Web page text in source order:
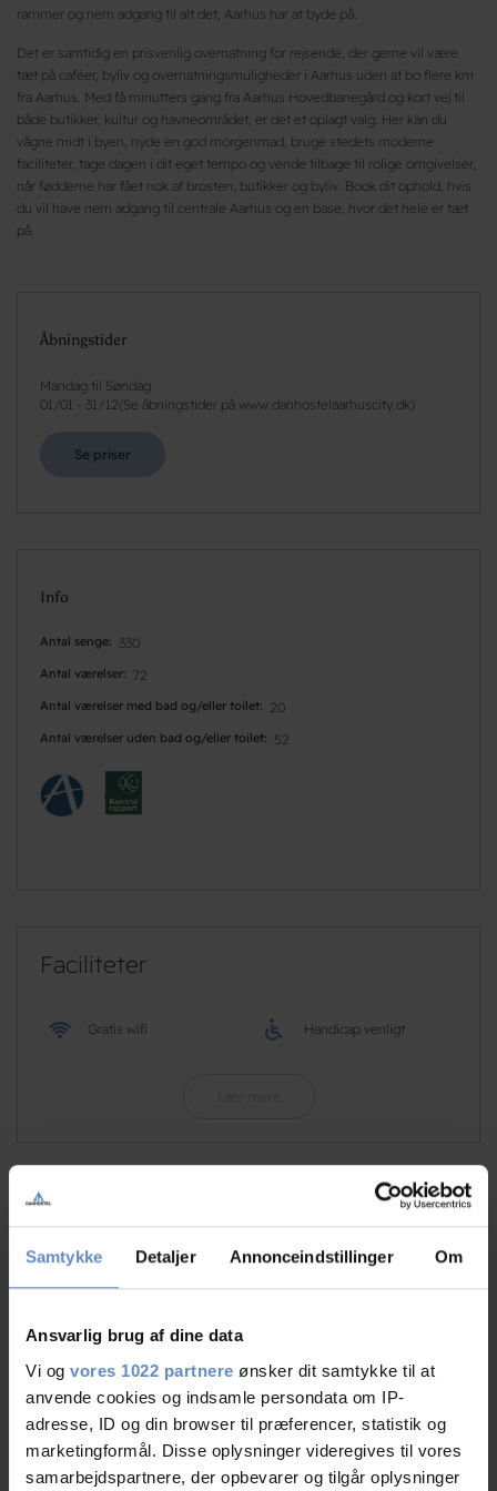
Samtykke Detaljer Annonceindstillinger Om
Ansvarlig brug af dine data
Vi og vores 1022 partnere ønsker dit samtykke til at
anvende cookies og indsamle persondata om IP-
adresse, ID og din browser til præferencer, statistik og
marketingformål. Disse oplysninger videregives til vores
samarbejdspartnere, der opbevarer og tilgår oplysninger
rammer og nem adgang til alt det, Aarhus har at byde på.
Det er samtidig en prisvenlig overnatning for rejsende, der gerne vil være
tæt på caféer, byliv og overnatningsmuligheder i Aarhus uden at bo flere km
fra Aarhus. Med få minutters gang fra Aarhus Hovedbanegård og kort vej til
både butikker, kultur og havneområdet, er det et oplagt valg. Her kan du
vågne midt i byen, nyde en god morgenmad, bruge stedets moderne
faciliteter, tage dagen i dit eget tempo og vende tilbage til rolige omgivelser,
når fødderne har fået nok af brosten, butikker og byliv. Book dit ophold, hvis
du vil have nem adgang til centrale Aarhus og en base, hvor det hele er tæt
på.
Åbningstider
Mandag til Søndag
01/01 - 31/12( Se åbningstider på www.danhostelaarhuscity.dk)
Se priser
Info
Antal senge 330
Antal værelser 72
Antal værelser med bad og/eller toilet 20
Antal værelser uden bad og/eller toilet 52
Faciliteter
Gratis wifi Handicap venligt
8,31
8,31 ud af 10
Baseret på 96 anmeldelser